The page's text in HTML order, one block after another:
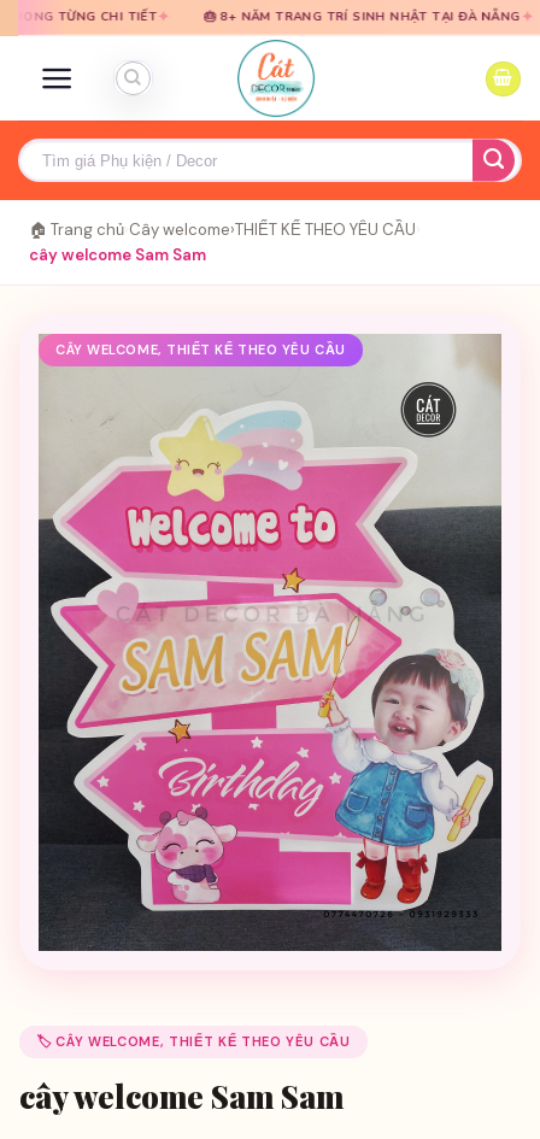
qua
qua
CHI TIẾT✦ 🎂 8+ NĂM TRANG TRÍ SINH NHẬT TẠI ĐÀ NẴNG✦ 🎈 TƯ
Tìm
kiếm:
🏠 Trang chủ Cây welcome›THIẾT KẾ THEO YÊU CẦU
cây welcome Sam Sam
CÂY WELCOME, THIẾT KẾ THEO YÊU CẦU
🏷️ CÂY WELCOME, THIẾT KẾ THEO YÊU CẦU
cây welcome Sam Sam